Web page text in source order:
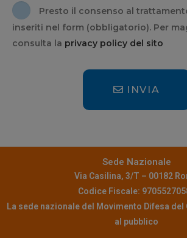
Presto il consenso al
inseriti nel form (obbligatorio). Per
consulta la privacy policy del sito
INVIA
Sede Nazionale
Via Casilina, 3/T – 00182
Codice Fiscale:
La sede nazionale del Movimento Difesa
al pubblico